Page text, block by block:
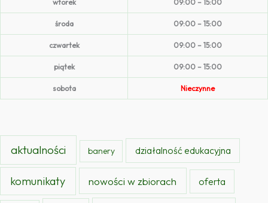
wtorek 09:00 – 15:00
środa 09:00 – 15:00
czwartek 09:00 – 15:00
piątek 09:00 – 15:00
sobota Nieczynne
aktualności banery działalność edukacyjna
komunikaty nowości w zbiorach oferta